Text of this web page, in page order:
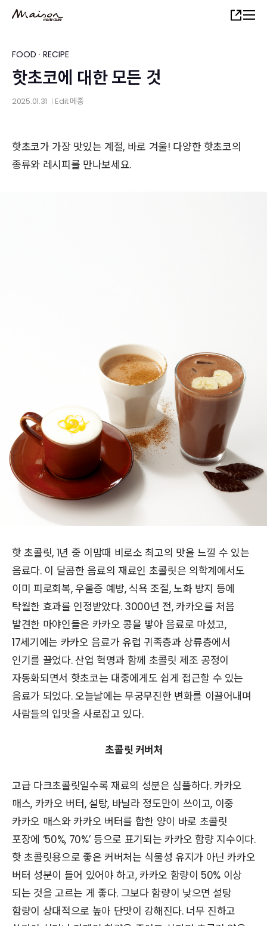
content
Share
FOOD · RECIPE
핫초코에 대한 모든 것
2025.01.31 Edit메종
핫초코가 가장 맛있는 계절, 바로 겨울! 다양한 핫초코의
종류와 레시피를 만나보세요.
핫 초콜릿, 1년 중 이맘때 비로소 최고의 맛을 느낄 수 있는
음료다. 이 달콤한 음료의 재료인 초콜릿은 의학계에서도
이미 피로회복, 우울증 예방, 식욕 조절, 노화 방지 등에
탁월한 효과를 인정받았다. 3000년 전, 카카오를 처음
발견한 마야인들은 카카오 콩을 빻아 음료로 마셨고,
17세기에는 카카오 음료가 유럽 귀족층과 상류층에서
인기를 끌었다. 산업 혁명과 함께 초콜릿 제조 공정이
자동화되면서 핫초코는 대중에게도 쉽게 접근할 수 있는
음료가 되었다. 오늘날에는 무궁무진한 변화를 이끌어내며
사람들의 입맛을 사로잡고 있다.
초콜릿 커버처
고급 다크초콜릿일수록 재료의 성분은 심플하다. 카카오
매스, 카카오 버터, 설탕, 바닐라 정도만이 쓰이고, 이중
카카오 매스와 카카오 버터를 합한 양이 바로 초콜릿
포장에 ‘50%, 70%’ 등으로 표기되는 카카오 함량 지수이다.
핫 초콜릿용으로 좋은 커버처는 식물성 유지가 아닌 카카오
버터 성분이 들어 있어야 하고, 카카오 함량이 50% 이상
되는 것을 고르는 게 좋다. 그보다 함량이 낮으면 설탕
함량이 상대적으로 높아 단맛이 강해진다. 너무 진하고